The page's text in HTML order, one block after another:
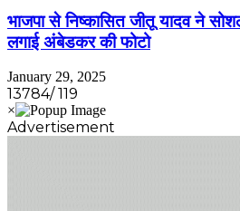
भाजपा से निष्कासित जीतू यादव ने
लगाई अंबेडकर की फोटो
January 29, 2025
13784/ 119
Advertisement